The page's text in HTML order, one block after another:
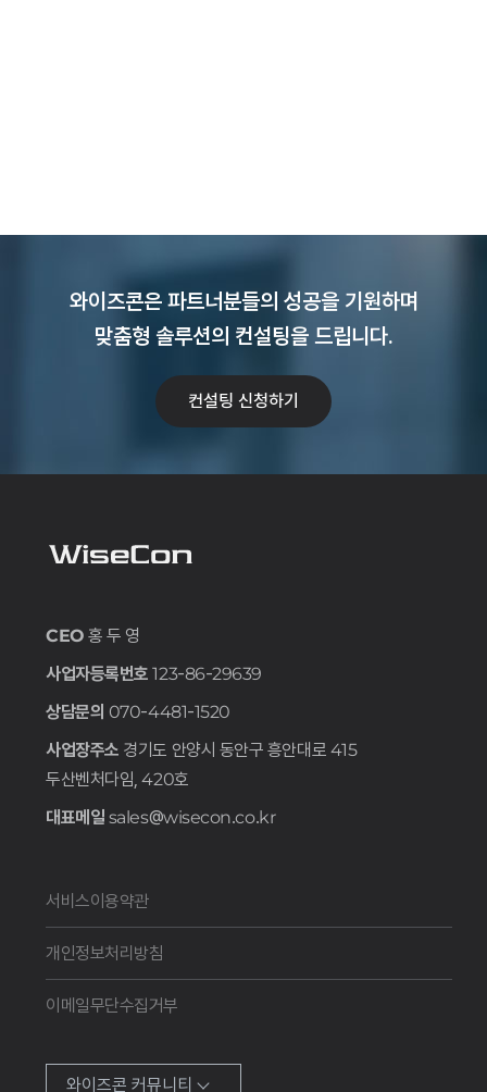
와이즈콘은 파트너분들의 성공을 기원하며
맞춤형 솔루션의 컨설팅을 드립니다.
컨설팅 신청하기
CEO 홍 두 영
사업자등록번호 123-86-29639
상담문의 070-4481-1520
사업장주소 경기도 안양시 동안구 흥안대로 415
두산벤처다임, 420호
대표메일 sales@wisecon.co.kr
서비스이용약관
개인정보처리방침
이메일무단수집거부
와이즈콘 커뮤니티